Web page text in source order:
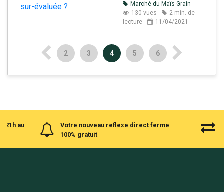
Marché du Maïs Grain
130 vues
2 min. de
lecture
11/04/2021
2 3 4 5 6
21h au
Votre nouveau reflexe direct ferme
100% gratuit